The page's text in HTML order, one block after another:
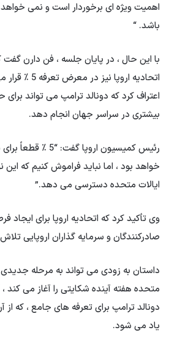
اهمیت ویژه ای برخوردار است و نمی خواهد
باشد. “
با این حال ، در پایان جلسه ، فن دارن گفت
اتحادیه
اعتراف کرد که دونالد ترامپ می تواند
بیشتری در سراسر جهان انجام دهد.
رئیس کمیسیون اروپا
خواهد بود ، اما نباید فراموش کنیم که این
ایالات متحده دسترسی می دهد.”
وی تأکید کرد که اتحادیه اروپا برای ایجاد
صادرکنندگان و سرمایه گذاران اروپایی
داستان به زودی می تواند به مرحله جدیدی
متحده هفته آینده شکایتی را آغاز می
دونالد ترامپ برای تعرفه های جامع ، که از
یاد می شود.